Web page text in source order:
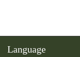
Language